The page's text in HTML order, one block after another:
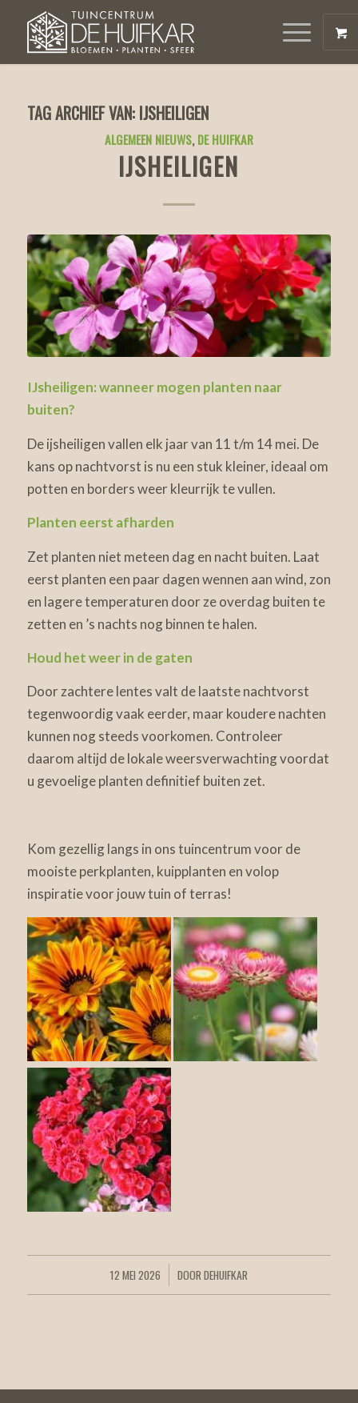
TAG ARCHIEF VAN: IJSHEILIGEN
ALGEMEEN NIEUWS,DE HUIFKAR
IJSHEILIGEN
IJsheiligen: wanneer mogen planten naar
buiten?
De ijsheiligen vallen elk jaar van 11 t/m 14 mei. De
kans op nachtvorst is nu een stuk kleiner, ideaal om
potten en borders weer kleurrijk te vullen.
Planten eerst afharden
Zet planten niet meteen dag en nacht buiten. Laat
eerst planten een paar dagen wennen aan wind, zon
en lagere temperaturen door ze overdag buiten te
zetten en ’s nachts nog binnen te halen.
Houd het weer in de gaten
Door zachtere lentes valt de laatste nachtvorst
tegenwoordig vaak eerder, maar koudere nachten
kunnen nog steeds voorkomen. Controleer
daarom altijd de lokale weersverwachting voordat
u gevoelige planten definitief buiten zet.
Kom gezellig langs in ons tuincentrum voor de
mooiste perkplanten, kuipplanten en volop
inspiratie voor jouw tuin of terras!
12 MEI 2026
/ DOORDEHUIFKAR